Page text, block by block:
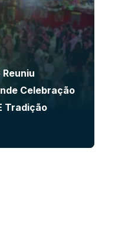
Celebração
Tradição